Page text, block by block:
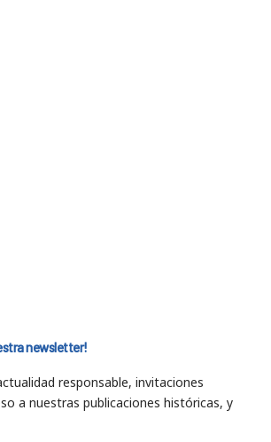
newsletter!
responsable, invitaciones
a nuestras publicaciones históricas, y